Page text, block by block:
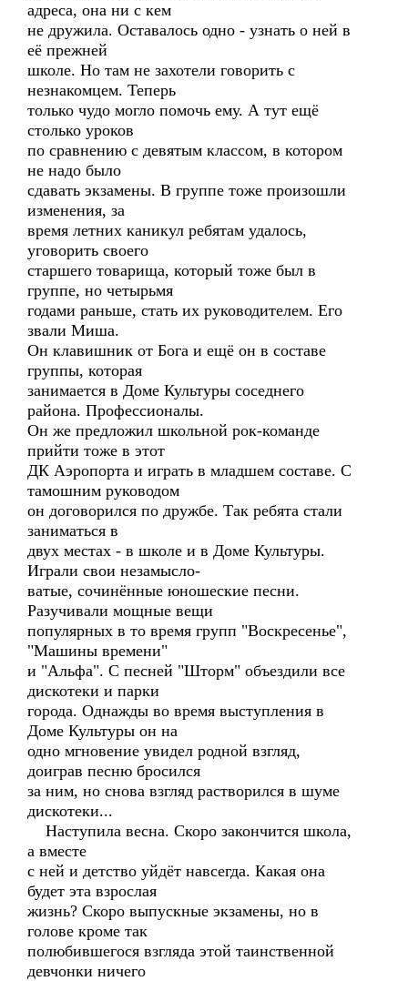
адреса, она ни с кем
не дружила. Оставалось одно - узнать о ней в
её прежней
школе. Но там не захотели говорить с
незнакомцем. Теперь
только чудо могло помочь ему. А тут ещё
столько уроков
по сравнению с девятым классом, в котором
не надо было
сдавать экзамены. В группе тоже произошли
изменения, за
время летних каникул ребятам удалось,
уговорить своего
старшего товарища, который тоже был в
группе, но четырьмя
годами раньше, стать их руководителем. Его
звали Миша.
Он клавишник от Бога и ещё он в составе
группы, которая
занимается в Доме Культуры соседнего
района. Профессионалы.
Он же предложил школьной рок-команде
прийти тоже в этот
ДК Аэропорта и играть в младшем составе. С
тамошним руководом
он договорился по дружбе. Так ребята стали
заниматься в
двух местах - в школе и в Доме Культуры.
Играли свои незамысло-
ватые, сочинённые юношеские песни.
Разучивали мощные вещи
популярных в то время групп "Воскресенье",
"Машины времени"
и "Альфа". С песней "Шторм" объездили все
дискотеки и парки
города. Однажды во время выступления в
Доме Культуры он на
одно мгновение увидел родной взгляд,
доиграв песню бросился
за ним, но снова взгляд растворился в шуме
дискотеки...
Наступила весна. Скоро закончится школа,
а вместе
с ней и детство уйдёт навсегда. Какая она
будет эта взрослая
жизнь? Скоро выпускные экзамены, но в
голове кроме так
полюбившегося взгляда этой таинственной
девчонки ничего